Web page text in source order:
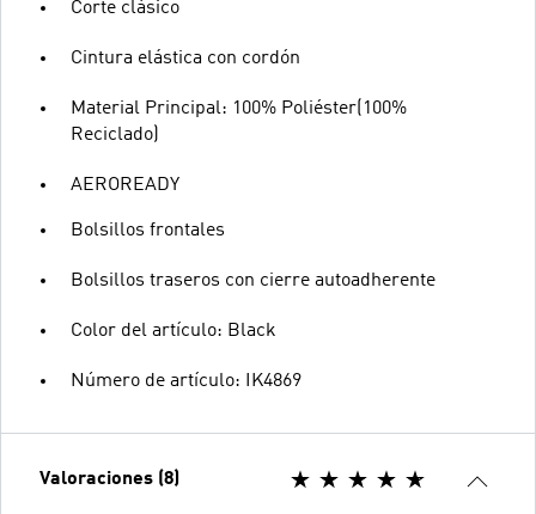
Corte clásico
Cintura elástica con cordón
Material Principal: 100% Poliéster(100%
Reciclado)
AEROREADY
Bolsillos frontales
Bolsillos traseros con cierre autoadherente
Color del artículo: Black
Número de artículo: IK4869
Valoraciones (8)